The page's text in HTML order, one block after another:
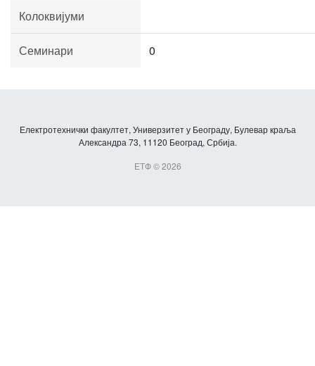
Колоквијуми
Семинари 0
Електротехнички факултет, Универзитет у Београду, Булевар краља
Александра 73, 11120 Београд, Србија.
ЕТФ © 2026